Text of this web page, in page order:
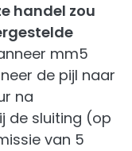
handel zou
mm5
de pijl naar
na
de sluiting (op
van 5